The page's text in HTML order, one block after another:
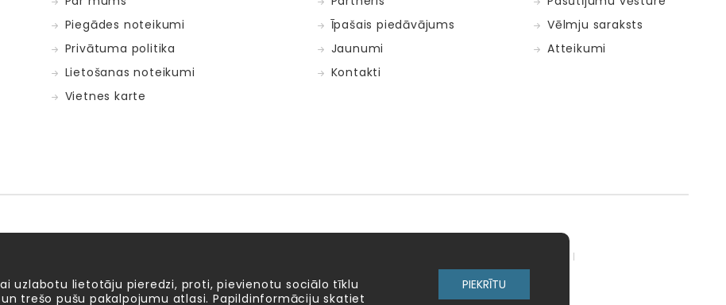
Piegādes noteikumi
Privātuma politika
Lietošanas noteikumi
Vietnes karte
Īpašais piedāvājums
Jaunumi
Kontakti
Vēlmju saraksts
Atteikumi
uzlabotu lietotāju pieredzi, proti, pievienotu sociālo tīklu
trešo pušu pakalpojumu atlasi. Papildinformāciju skatiet
PIEKRĪTU